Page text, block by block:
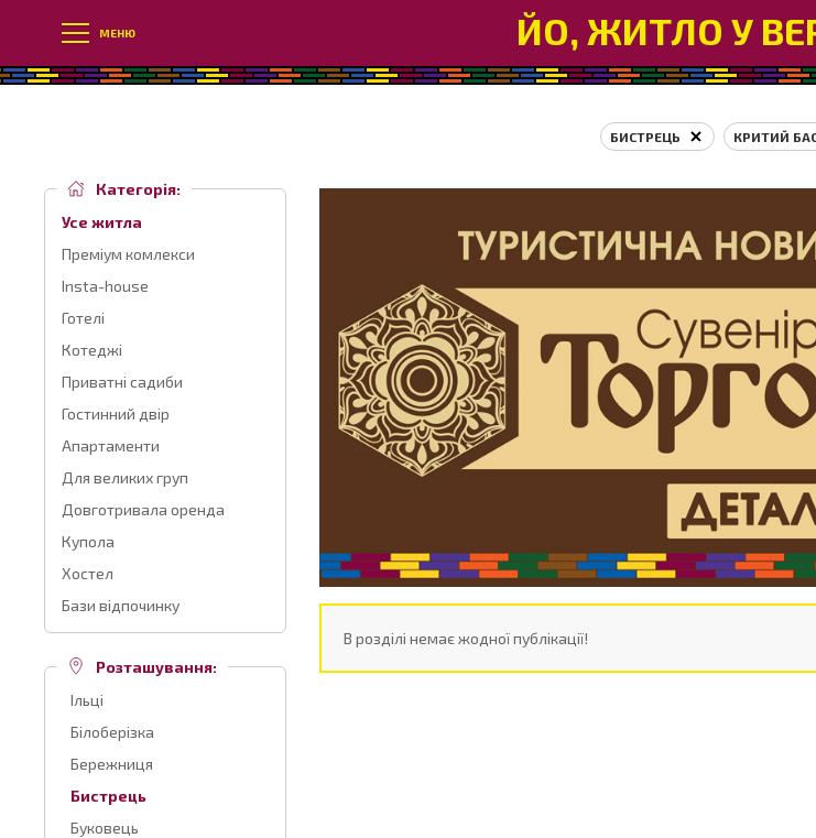
МЕНЮ ЙО, ЖИТЛО У
БИСТРЕЦЬ КРИТИЙ
Категорія:
Усе житла
Преміум комлекси
Insta-house
Готелі
Котеджі
Приватні садиби
Гостинний двір
Апартаменти
Для великих груп
Довготривала оренда
Купола
Хостел
Бази відпочинку
Розташування:
Ільці
Білоберізка
Бережниця
Бистрець
Буковець
В розділі немає жодної публікації!